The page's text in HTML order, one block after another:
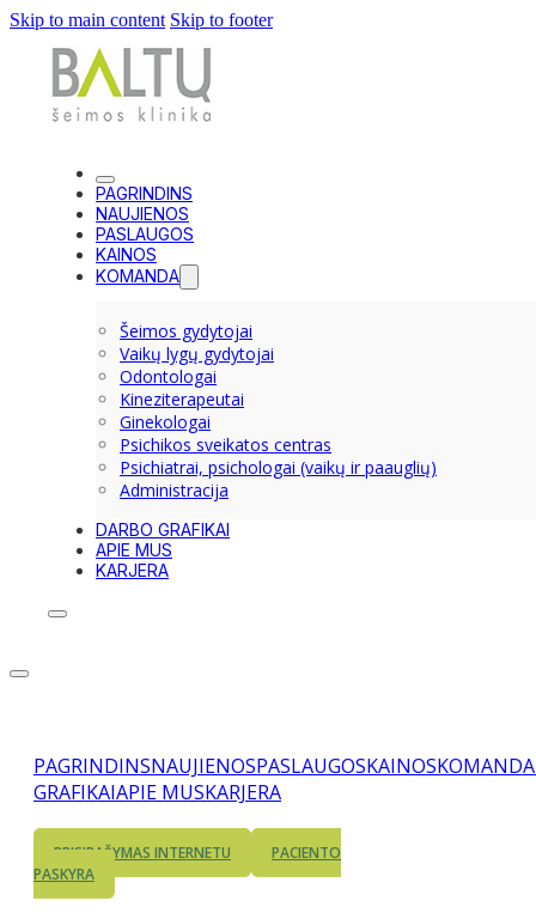
Skip to main content Skip to footer
PAGRINDINS
NAUJIENOS
PASLAUGOS
KAINOS
KOMANDA
Šeimos gydytojai
Vaikų lygų gydytojai
Odontologai
Kineziterapeutai
Ginekologai
Psichikos sveikatos centras
Psichiatrai, psichologai (vaikų ir paauglių)
Administracija
DARBO GRAFIKAI
APIE MUS
KARJERA
PAGRINDINSNAUJIENOSPASLAUGOSKAINOSKOMANDA
GRAFIKAIAPIE MUSKARJERA
PRISIRAŠYMAS INTERNETU
PACIENTO
PASKYRA